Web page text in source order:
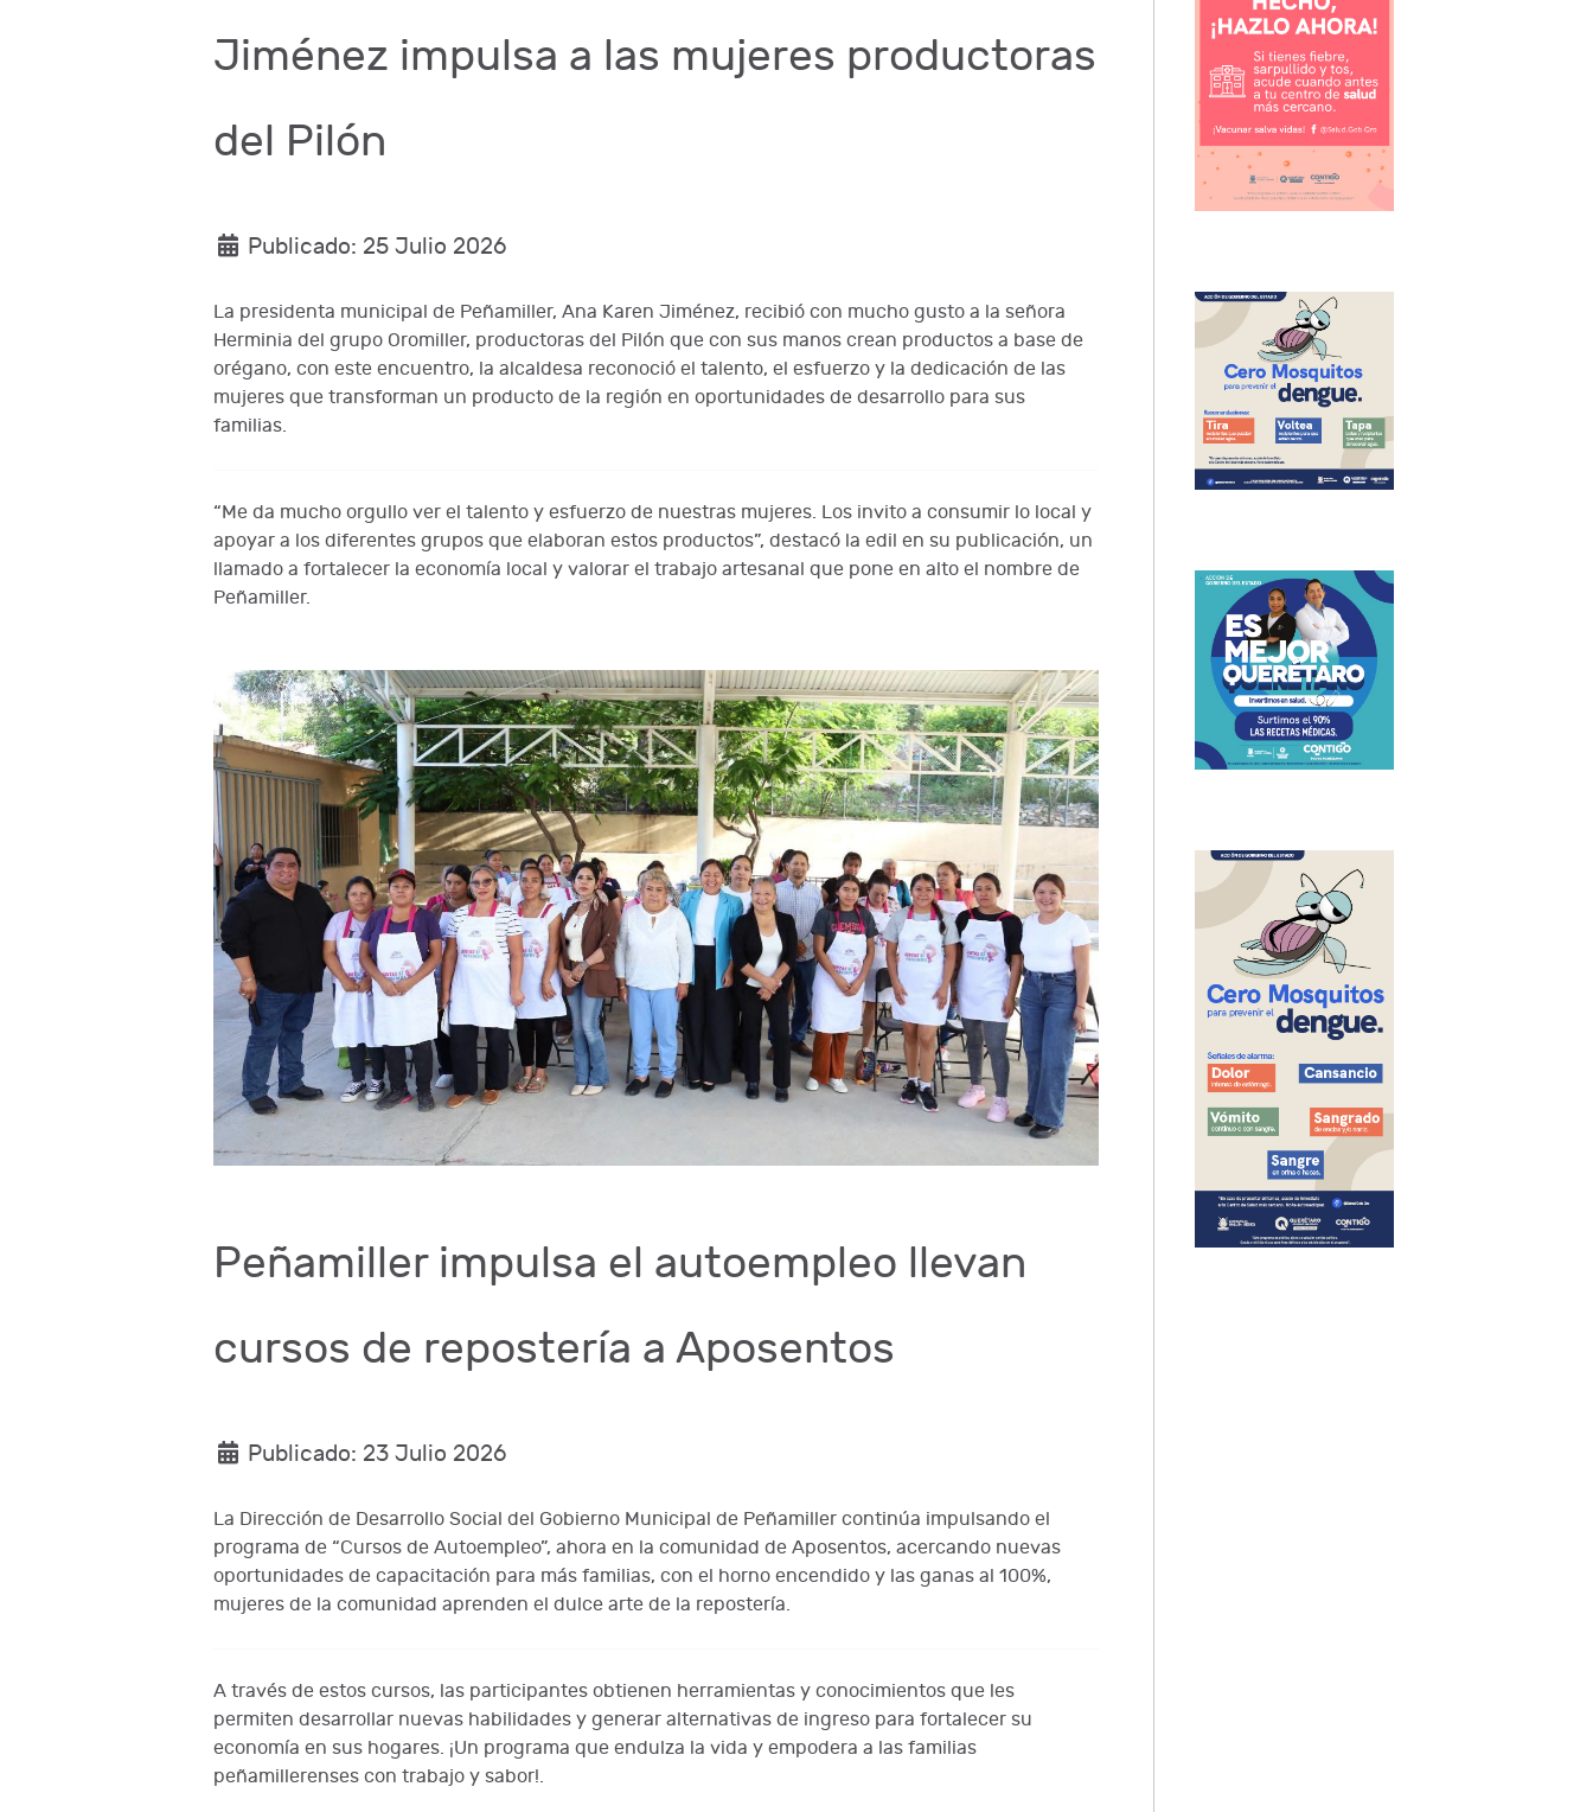
Jiménez impulsa a las mujeres productoras
del Pilón
Publicado: 25 Julio 2026
La presidenta municipal de Peñamiller, Ana Karen Jiménez, recibió con mucho gusto a la señora
Herminia del grupo Oromiller, productoras del Pilón que con sus manos crean productos a base de
orégano, con este encuentro, la alcaldesa reconoció el talento, el esfuerzo y la dedicación de las
mujeres que transforman un producto de la región en oportunidades de desarrollo para sus
familias.
“Me da mucho orgullo ver el talento y esfuerzo de nuestras mujeres. Los invito a consumir lo local y
apoyar a los diferentes grupos que elaboran estos productos”, destacó la edil en su publicación, un
llamado a fortalecer la economía local y valorar el trabajo artesanal que pone en alto el nombre de
Peñamiller.
Peñamiller impulsa el autoempleo llevan
cursos de repostería a Aposentos
Publicado: 23 Julio 2026
La Dirección de Desarrollo Social del Gobierno Municipal de Peñamiller continúa impulsando el
programa de “Cursos de Autoempleo”, ahora en la comunidad de Aposentos, acercando nuevas
oportunidades de capacitación para más familias, con el horno encendido y las ganas al 100%,
mujeres de la comunidad aprenden el dulce arte de la repostería.
A través de estos cursos, las participantes obtienen herramientas y conocimientos que les
permiten desarrollar nuevas habilidades y generar alternativas de ingreso para fortalecer su
economía en sus hogares. ¡Un programa que endulza la vida y empodera a las familias
peñamillerenses con trabajo y sabor!.